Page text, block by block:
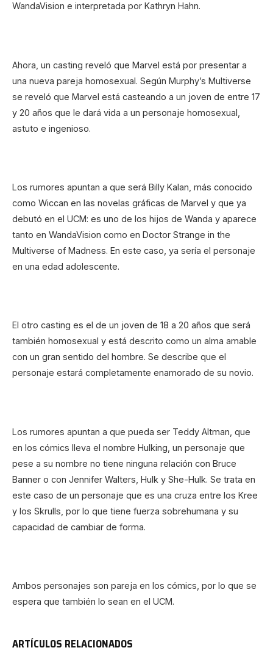
WandaVision e interpretada por Kathryn Hahn.
Ahora, un casting reveló que Marvel está por presentar a
una nueva pareja homosexual. Según Murphy’s Multiverse
se reveló que Marvel está casteando a un joven de entre 17
y 20 años que le dará vida a un personaje homosexual,
astuto e ingenioso.
Los rumores apuntan a que será Billy Kalan, más conocido
como Wiccan en las novelas gráficas de Marvel y que ya
debutó en el UCM: es uno de los hijos de Wanda y aparece
tanto en WandaVision como en Doctor Strange in the
Multiverse of Madness. En este caso, ya sería el personaje
en una edad adolescente.
El otro casting es el de un joven de 18 a 20 años que será
también homosexual y está descrito como un alma amable
con un gran sentido del hombre. Se describe que el
personaje estará completamente enamorado de su novio.
Los rumores apuntan a que pueda ser Teddy Altman, que
en los cómics lleva el nombre Hulking, un personaje que
pese a su nombre no tiene ninguna relación con Bruce
Banner o con Jennifer Walters, Hulk y She-Hulk. Se trata en
este caso de un personaje que es una cruza entre los Kree
y los Skrulls, por lo que tiene fuerza sobrehumana y su
capacidad de cambiar de forma.
Ambos personajes son pareja en los cómics, por lo que se
espera que también lo sean en el UCM.
ARTÍCULOS RELACIONADOS